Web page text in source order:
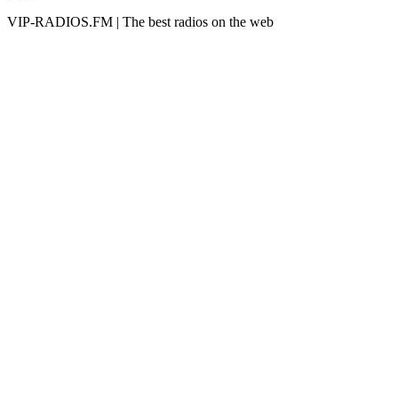
VIP-RADIOS.FM | The best radios on the web